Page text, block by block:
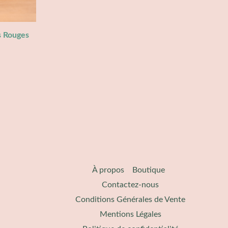
À propos​
Boutique
Contactez-nous
Conditions Générales de Vente
Mentions Légales